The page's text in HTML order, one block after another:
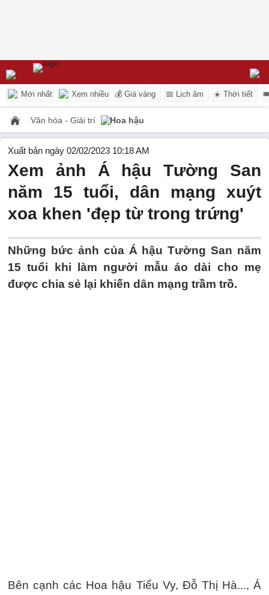
Mới nhất Xem nhiều 💰 Giá vàng 📅 Lịch âm ☀️ Thời tiết
Văn hóa - Giải trí Hoa hậu
Xuất bản ngày 02/02/2023 10:18 AM
Xem ảnh Á hậu Tường San
năm 15 tuổi, dân mạng xuýt
xoa khen 'đẹp từ trong trứng'
Những bức ảnh của Á hậu Tường San năm
15 tuổi khi làm người mẫu áo dài cho mẹ
được chia sẻ lại khiến dân mạng trầm trồ.
Bên cạnh các Hoa hậu Tiểu Vy, Đỗ Thị Hà..., Á